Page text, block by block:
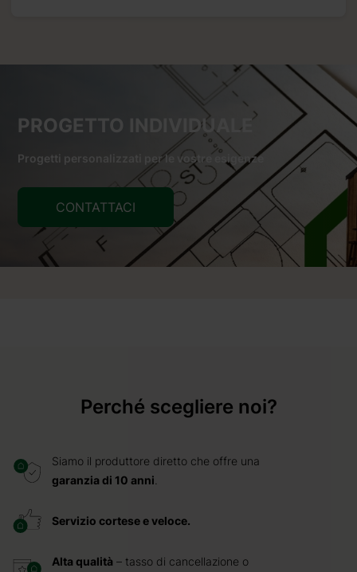
PROGETTO INDIVIDUALE
Progetti personalizzati per le vostre esigenze
CONTATTACI
Perché scegliere noi?
Siamo il produttore diretto che offre una
garanzia di 10 anni
Servizio cortese e veloce.
Alta qualità – tasso di cancellazione o